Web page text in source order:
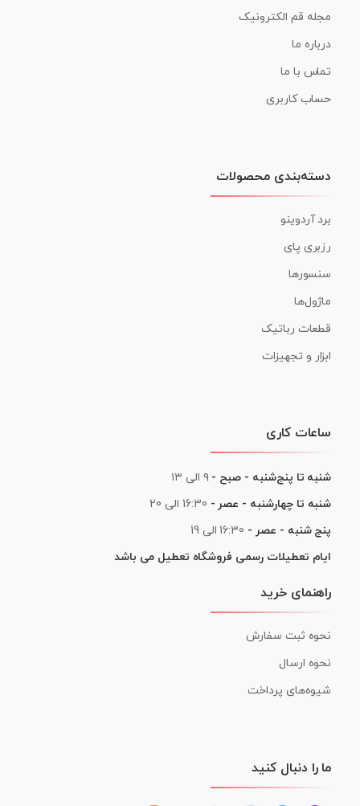
مجله قم الکترونیک
درباره ما
تماس با ما
حساب کاربری
دسته‌بندی محصولات
برد آردوینو
رزبری پای
سنسورها
ماژول‌ها
قطعات رباتیک
ابزار و تجهیزات
ساعات کاری
شنبه تا پنج‌شنبه - صبح - ۹ الی ۱۳
شنبه تا چهارشنبه - عصر - 16:30 الی 20
پنج شنبه - عصر - 16:30 الی 19
ایام تعطیلات رسمی فروشگاه تعطیل می باشد
راهنمای خرید
نحوه ثبت سفارش
نحوه ارسال
شیوه‌های پرداخت
ما را دنبال کنید